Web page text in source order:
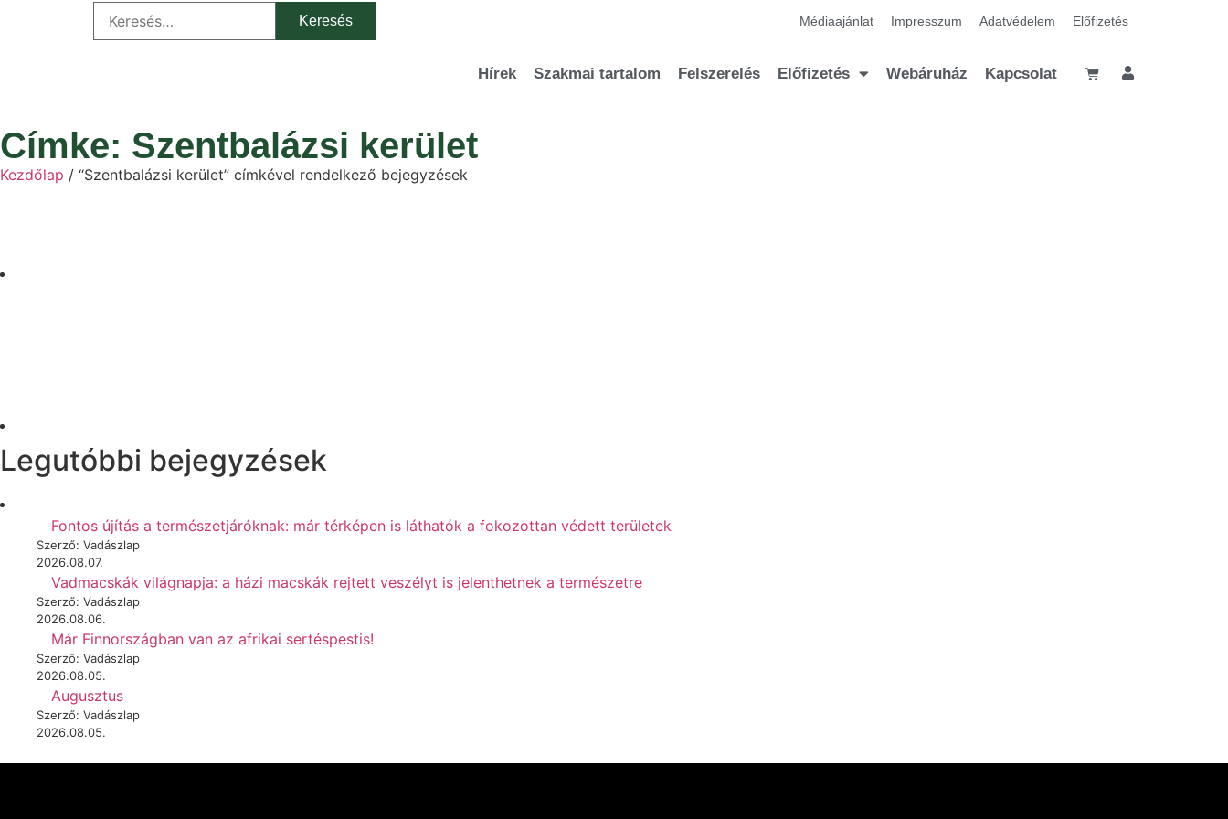
Médiaajánlat Impresszum Adatvédelem Előfizetés
Hírek Szakmai tartalom Felszerelés Előfizetés Webáruház Kapcsolat
Címke: Szentbalázsi kerület
Kezdőlap / “Szentbalázsi kerület” címkével rendelkező bejegyzések
Legutóbbi bejegyzések
Fontos újítás a természetjáróknak: már térképen is láthatók a fokozottan védett területek
Szerző: Vadászlap
2026.08.07.
Vadmacskák világnapja: a házi macskák rejtett veszélyt is jelenthetnek a természetre
Szerző: Vadászlap
2026.08.06.
Már Finnországban van az afrikai sertéspestis!
Szerző: Vadászlap
2026.08.05.
Augusztus
Szerző: Vadászlap
2026.08.05.